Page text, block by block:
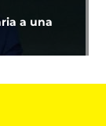
a una